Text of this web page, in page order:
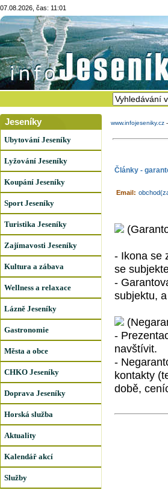
07.08.2026, čas: 11:01
Jeseníky
Ubytování Jeseníky
Lyžování Jeseníky
Koupání Jeseníky
Sport Jeseníky
Turistika Jeseníky
Zajímavosti Jeseníky
Kultura a zábava
Wellness a relaxace
Lázně Jeseníky
Gastronomie
Města a obce
CHKO Jeseníky
Doprava Jeseníky
Horská služba
Aktuality
Kalendář akcí
Služby
www.infojeseniky.cz -
Články -
Email:
- Ikona se
se
-
subjektu,
-
navštívit.
-
kontakty
době,